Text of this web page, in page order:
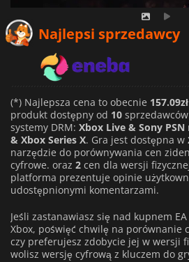
Najlepsi sprzedawcy
(*) Najlepsza cena to obecnie 157.09zł
produkt dostępny od 10
systemy DRM: Xbox Live & Sony PSN
& Xbox Series X. Gra jest dostępna w
narzędzie do porównywania cen
cyfrowe. oraz 2 cen dla wersji
platforma prezentuje opinie
udostępnionymi komentarzami.
Jeśli zastanawiasz się nad kupnem EA
Xbox, poświęć chwilę na porównanie
czy preferujesz zdobycie jej w wersji
wolisz wersję cyfrową z kluczem do